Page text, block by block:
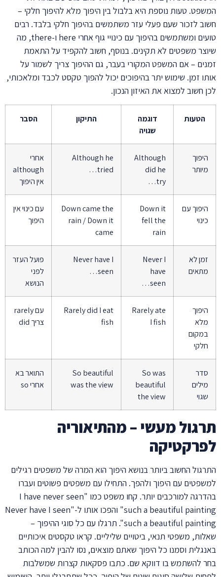
המשפט. טעות נוספת היא בלבול בין היפוך מלא להיפוך חלקי –
חשוב לזכור שעם פעלי עזר משתמשים בהיפוך חלקי בלבד. רבים
טועים ומשתמשים בהיפוך עם כינויי גוף אחרי here ו-there, מה
שיוצר משפטים לא תקינים. בנוסף, חשוב להקפיד על התאמת
זמנים – אם המשפט המקורי בעבר, גם ההיפוך צריך לשמור על
אותו זמן. שימוש יתר בהיפוכים יכול להפוך טקסט לכבד ומלאכותי,
לכן חשוב למצוא את האיזון הנכון.
הטעות
דוגמה
שגויה
התיקון הסבר
היפוך
מיותר
Although
did he
try…
Although he
tried…
אחרי
although
אין היפוך
היפוך עם
כינוי
Down it
fell the
rain
Down came the
rain / Down it
came
עם כינוי אין
היפוך
זמן לא
מתאים
Never I
have
seen…
Never have I
seen…
פועל העזר
לפני
הנושא
היפוך
מלא
במקום
חלקי
Rarely ate
I fish
Rarely did I eat
fish
עם rarely
צריך did
סדר
מילים
שגוי
So was
beautiful
the view
So beautiful
was the view
התואר בא
אחרי so
תרגול מעשי – מהתיאוריה
לפרקטיקה
התרגול החשוב ביותר בנושא היפוך הוא המרה של משפטים רגילים
למשפטים עם היפוך ולהפך. התחילו עם משפטים פשוטים ועברו
בהדרגה למורכבים יותר. קחו משפט כמו "I have never seen
such a beautiful painting" והפכו אותו ל-"Never have I seen
such a beautiful painting". תרגלו עם כל סוגי ההיפוך –
שאלות, משפטי תנאי, ביטויים שליליים. קראו טקסטים איכותיים
באנגלית וסמנו כל היפוך שאתם מוצאים, נסו להבין למה הכותב
בחר להשתמש בו דווקא שם. כתבו פסקאות קצרות שמשלבות